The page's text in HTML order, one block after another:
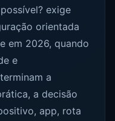
exige
orientada
em 2026, quando
e
a
a decisão
app, rota